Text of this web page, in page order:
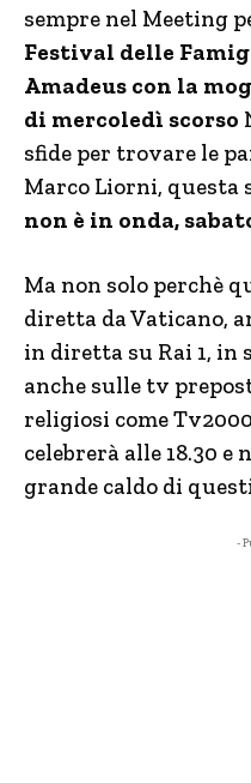
sempre nel Meeting
Festival delle
Amadeus con la
di mercoledì scorso
sfide per trovare le
Marco Liorni, questa
non è in onda,
Ma non solo perchè
diretta da Vaticano,
in diretta su Rai 1, in
anche sulle tv
religiosi come Tv2000
celebrerà alle 18.30 e
grande caldo di
-